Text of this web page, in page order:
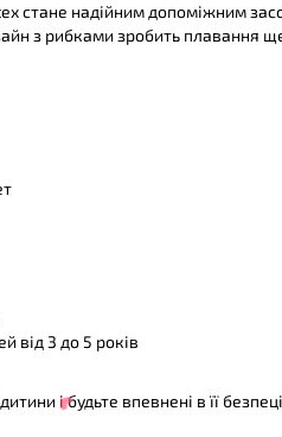
стане надійним допоміжним
з рибками зробить плавання
від 3 до 5 років
і будьте впевнені в її